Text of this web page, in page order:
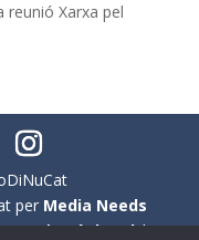
reunió Xarxa pel
per Media Needs
|Avís legal|